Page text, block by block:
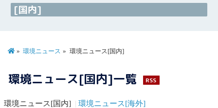
[国内]
環境ニュース 環境ニュース[国内]
環境ニュース[国内]一覧 RSS
環境ニュース[国内] 環境ニュース[海外]